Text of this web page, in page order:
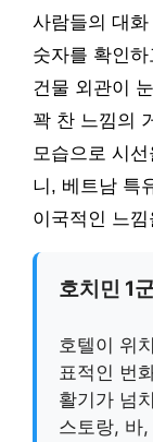
사람들의 대
숫자를 확인
건물 외관이
꽉 찬 느낌의
모습으로 시
니, 베트남 특
이국적인 느
호치민 1
호텔이 위
표적인 번
활기가 넘
스토랑, 바